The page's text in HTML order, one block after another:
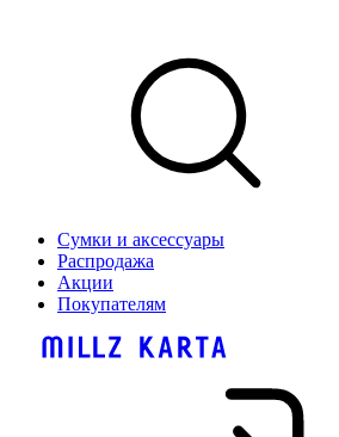
Сумки и аксессуары
Распродажа
Акции
Покупателям